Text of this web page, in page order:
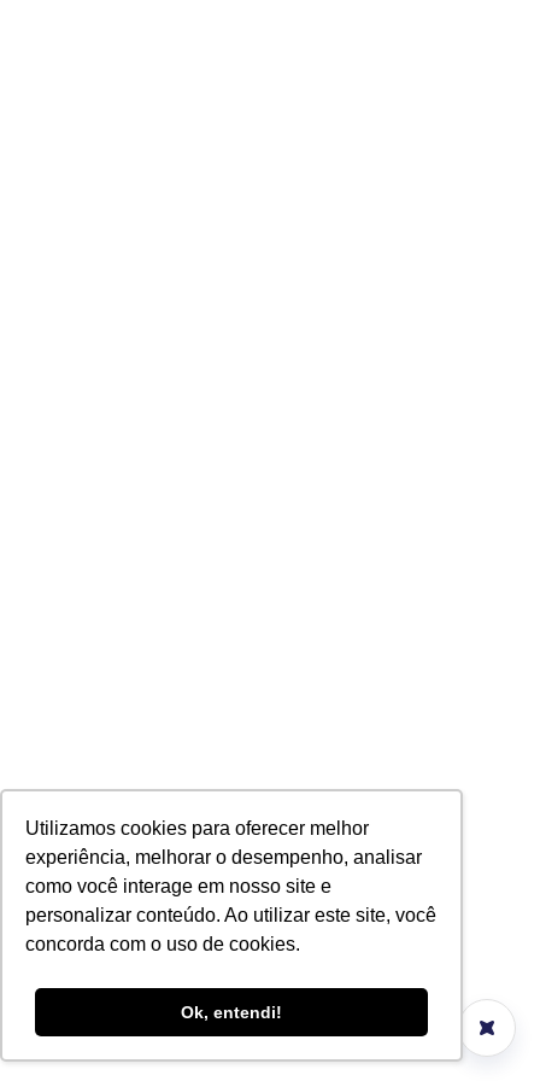
Utilizamos cookies para oferecer melhor
experiência, melhorar o desempenho, analisar
como você interage em nosso site e
personalizar conteúdo. Ao utilizar este site, você
concorda com o uso de cookies.
Ok, entendi!